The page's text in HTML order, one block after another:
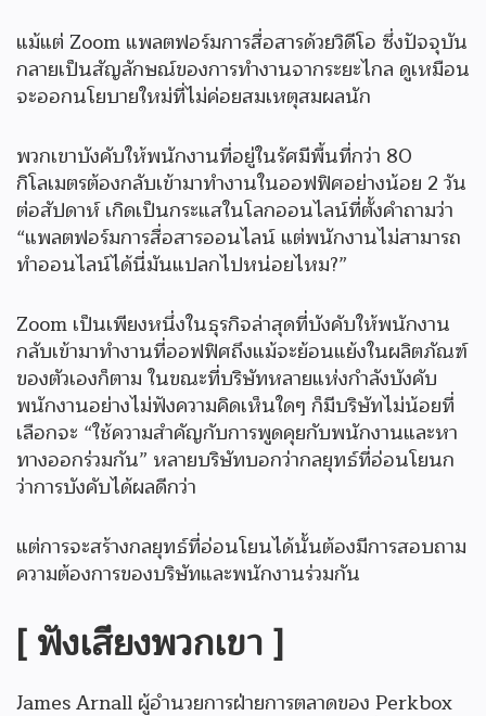
แม้แต่ Zoom แพลตฟอร์มการสื่อสารด้วยวิดีโอ ซึ่งปัจจุบัน
กลายเป็นสัญลักษณ์ของการทำงานจากระยะไกล ดูเหมือน
จะออกนโยบายใหม่ที่ไม่ค่อยสมเหตุสมผลนัก
พวกเขาบังคับให้พนักงานที่อยู่ในรัศมีพื้นที่กว่า 80
กิโลเมตรต้องกลับเข้ามาทำงานในออฟฟิศอย่างน้อย 2 วัน
ต่อสัปดาห์ เกิดเป็นกระแสในโลกออนไลน์ที่ตั้งคำถามว่า
“แพลตฟอร์มการสื่อสารออนไลน์ แต่พนักงานไม่สามารถ
ทำออนไลน์ได้นี่มันแปลกไปหน่อยไหม?”
Zoom เป็นเพียงหนึ่งในธุรกิจล่าสุดที่บังคับให้พนักงาน
กลับเข้ามาทำงานที่ออฟฟิศถึงแม้จะย้อนแย้งในผลิตภัณฑ์
ของตัวเองก็ตาม ในขณะที่บริษัทหลายแห่งกำลังบังคับ
พนักงานอย่างไม่ฟังความคิดเห็นใดๆ ก็มีบริษัทไม่น้อยที่
เลือกจะ “ใช้ความสำคัญกับการพูดคุยกับพนักงานและหา
ทางออกร่วมกัน” หลายบริษัทบอกว่ากลยุทธ์ที่อ่อนโยนก
ว่าการบังคับได้ผลดีกว่า
แต่การจะสร้างกลยุทธ์ที่อ่อนโยนได้นั้นต้องมีการสอบถาม
ความต้องการของบริษัทและพนักงานร่วมกัน
[ ฟังเสียงพวกเขา ]
James Arnall ผู้อำนวยการฝ่ายการตลาดของ Perkbox